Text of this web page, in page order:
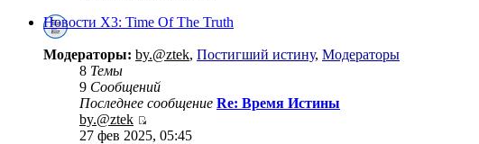
Новости X3: Time Of The Truth
Модераторы: by.@ztek, Постигший истину, Модераторы
8 Темы
9 Сообщений
Последнее сообщение Re: Время Истины
by.@ztek
27 фев 2025, 05:45